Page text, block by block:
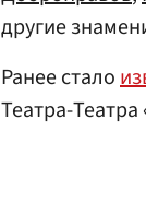
другие
Ранее стало
Театра-